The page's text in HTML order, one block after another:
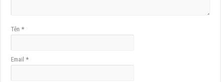
Tên*
Email*